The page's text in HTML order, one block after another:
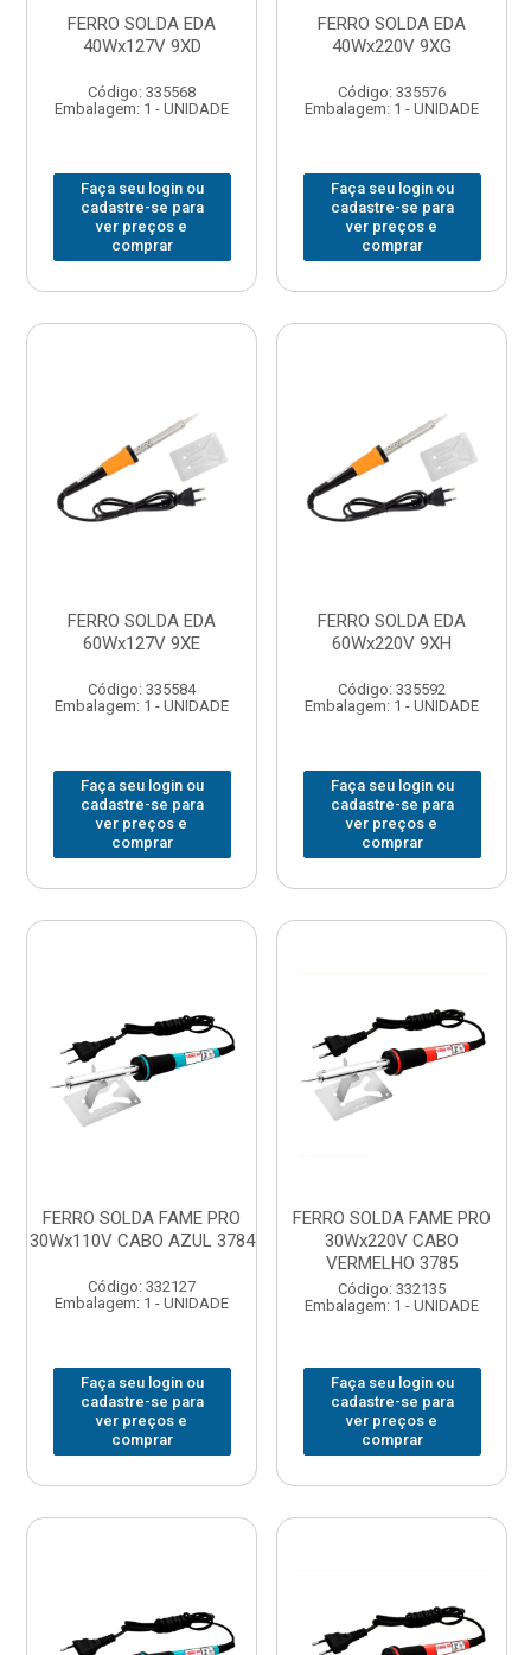
FERRO SOLDA EDA
40Wx127V 9XD
Código: 335568
Embalagem: 1 - UNIDADE
Faça seu login ou
cadastre-se para
ver preços e
comprar
FERRO SOLDA EDA
40Wx220V 9XG
Código: 335576
Embalagem: 1 - UNIDADE
Faça seu login ou
cadastre-se para
ver preços e
comprar
FERRO SOLDA EDA
60Wx127V 9XE
Código: 335584
Embalagem: 1 - UNIDADE
Faça seu login ou
cadastre-se para
ver preços e
comprar
FERRO SOLDA EDA
60Wx220V 9XH
Código: 335592
Embalagem: 1 - UNIDADE
Faça seu login ou
cadastre-se para
ver preços e
comprar
FERRO SOLDA FAME PRO
30Wx110V CABO AZUL 3784
Código: 332127
Embalagem: 1 - UNIDADE
Faça seu login ou
cadastre-se para
ver preços e
comprar
FERRO SOLDA FAME PRO
30Wx220V CABO
VERMELHO 3785
Código: 332135
Embalagem: 1 - UNIDADE
Faça seu login ou
cadastre-se para
ver preços e
comprar